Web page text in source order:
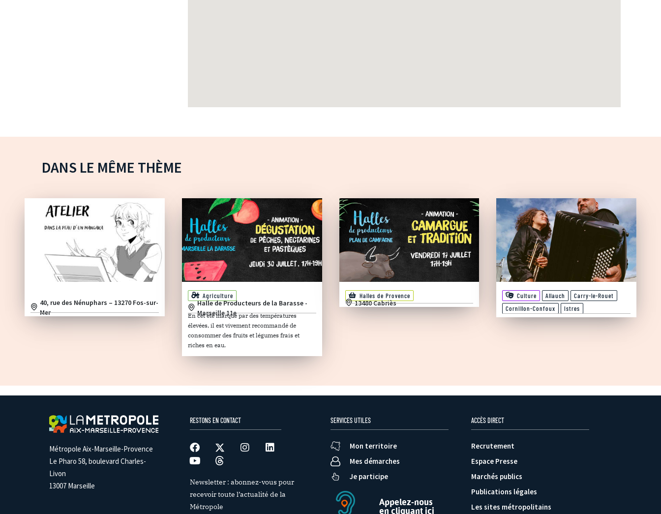
DANS LE MÊME THÈME
40, rue des Nénuphars – 13270 Fos-sur-
Mer
Agriculture
Halle de Producteurs de la Barasse -
Marseille 11e
En cet été marqué par des températures
élevées, il est vivement recommandé de
consommer des fruits et légumes frais et
riches en eau.
Halles de Provence
13480 Cabriès
Culture Allauch
Carry-le-Rouet
Cornillon-Confoux
Istres
Métropole Aix-Marseille-Provence
Le Pharo 58, boulevard Charles-
Livon
13007 Marseille
RESTONS EN CONTACT
Newsletter : abonnez-vous pour
recevoir toute l’actualité de la
Métropole
SERVICES UTILES
Mon territoire
Mes démarches
Je participe
Appelez-nous
en cliquant ici
ACCÈS DIRECT
Recrutement
Espace Presse
Marchés publics
Publications légales
Les sites métropolitains